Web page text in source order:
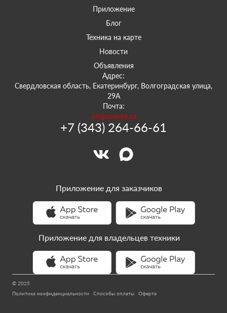
Приложение
Блог
Техника на карте
Новости
Объявления
Адрес:
Свердловская область, Екатеринбург, Волгоградская улица,
29А
Почта:
66@sowork.ru
+7 (343) 264-66-61
© 2025
Политика конфиденциальности
Способы оплаты Оферта
Приложение для заказчиков
Приложение для владельцев техники